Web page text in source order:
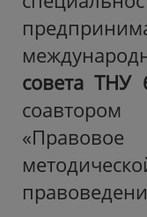
совета ТНУ
«Правовое